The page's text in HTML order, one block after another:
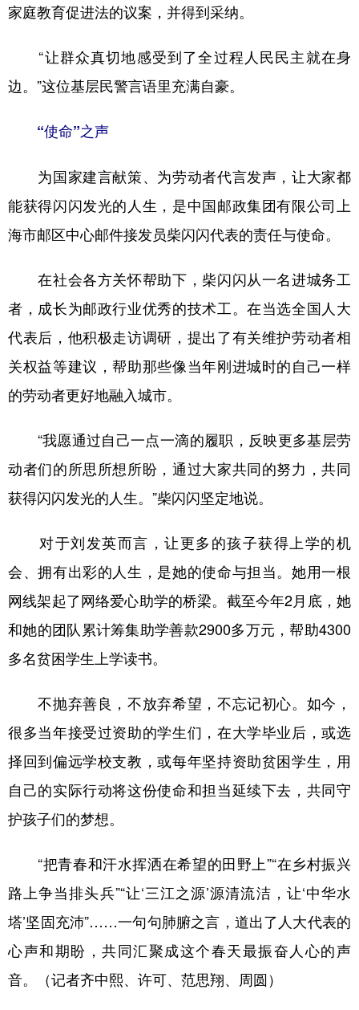
家庭教育促进法的议案，并得到采纳。
“让群众真切地感受到了全过程人民民主就在身
边。”这位基层民警言语里充满自豪。
“使命”之声
为国家建言献策、为劳动者代言发声，让大家都
能获得闪闪发光的人生，是中国邮政集团有限公司上
海市邮区中心邮件接发员柴闪闪代表的责任与使命。
在社会各方关怀帮助下，柴闪闪从一名进城务工
者，成长为邮政行业优秀的技术工。在当选全国人大
代表后，他积极走访调研，提出了有关维护劳动者相
关权益等建议，帮助那些像当年刚进城时的自己一样
的劳动者更好地融入城市。
“我愿通过自己一点一滴的履职，反映更多基层劳
动者们的所思所想所盼，通过大家共同的努力，共同
获得闪闪发光的人生。”柴闪闪坚定地说。
对于刘发英而言，让更多的孩子获得上学的机
会、拥有出彩的人生，是她的使命与担当。她用一根
网线架起了网络爱心助学的桥梁。截至今年2月底，她
和她的团队累计筹集助学善款2900多万元，帮助4300
多名贫困学生上学读书。
不抛弃善良，不放弃希望，不忘记初心。如今，
很多当年接受过资助的学生们，在大学毕业后，或选
择回到偏远学校支教，或每年坚持资助贫困学生，用
自己的实际行动将这份使命和担当延续下去，共同守
护孩子们的梦想。
“把青春和汗水挥洒在希望的田野上”“在乡村振兴
路上争当排头兵”“让‘三江之源’源清流洁，让‘中华水
塔’坚固充沛”……一句句肺腑之言，道出了人大代表的
心声和期盼，共同汇聚成这个春天最振奋人心的声
音。（记者齐中熙、许可、范思翔、周圆）